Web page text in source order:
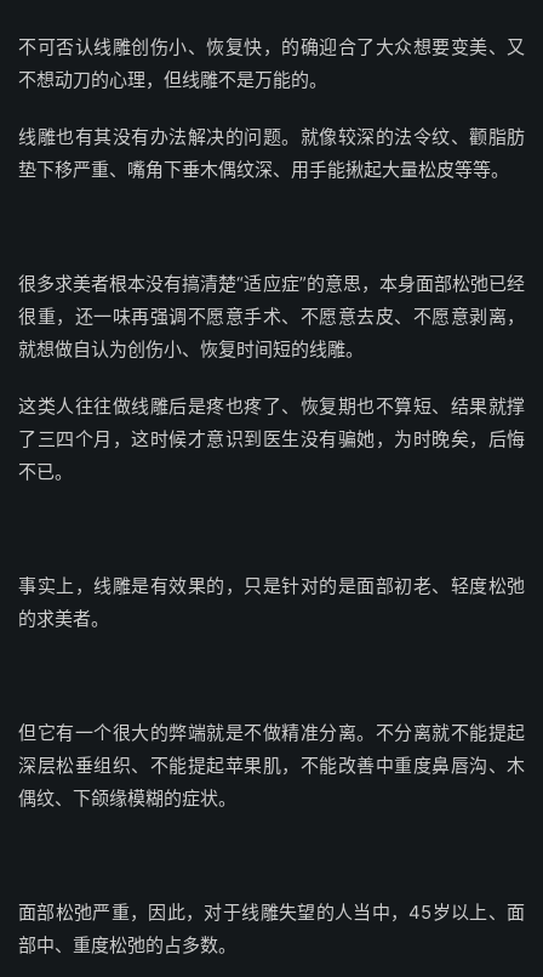
不可否认线雕创伤小、恢复快，的确迎合了大众想要变美、又
不想动刀的心理，但线雕不是万能的。
线雕也有其没有办法解决的问题。就像较深的法令纹、颧脂肪
垫下移严重、嘴角下垂木偶纹深、用手能揪起大量松皮等等。
很多求美者根本没有搞清楚“适应症”的意思，本身面部松弛已经
很重，还一味再强调不愿意手术、不愿意去皮、不愿意剥离，
就想做自认为创伤小、恢复时间短的线雕。
这类人往往做线雕后是疼也疼了、恢复期也不算短、结果就撑
了三四个月，这时候才意识到医生没有骗她，为时晚矣，后悔
不已。
事实上，线雕是有效果的，只是针对的是面部初老、轻度松弛
的求美者。
但它有一个很大的弊端就是不做精准分离。不分离就不能提起
深层松垂组织、不能提起苹果肌，不能改善中重度鼻唇沟、木
偶纹、下颌缘模糊的症状。
面部松弛严重，因此，对于线雕失望的人当中，45岁以上、面
部中、重度松弛的占多数。